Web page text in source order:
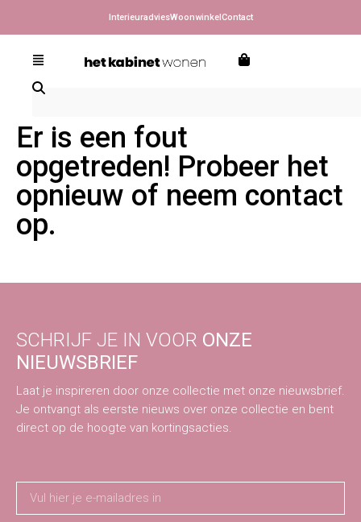
InterieuradviesWoonwinkelContact
Er is een fout
opgetreden! Probeer het
opnieuw of neem contact
op.
SCHRIJF JE IN VOOR ONZE
NIEUWSBRIEF
Laat je inspireren door onze collectie met onze nieuwsbrief.
Je ontvangt als eerste nieuws over onze collectie en bent
direct op de hoogte van kortingsacties.